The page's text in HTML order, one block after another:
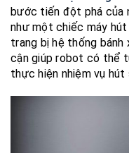
bước tiến đột phá của
như một chiếc máy
trang bị hệ thống
cận giúp robot có thể
thực hiện nhiệm vụ hút